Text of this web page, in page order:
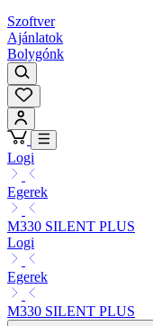
Szoftver
Ajánlatok
Bolygónk
Logi
Egerek
M330 SILENT PLUS
Logi
Egerek
M330 SILENT PLUS